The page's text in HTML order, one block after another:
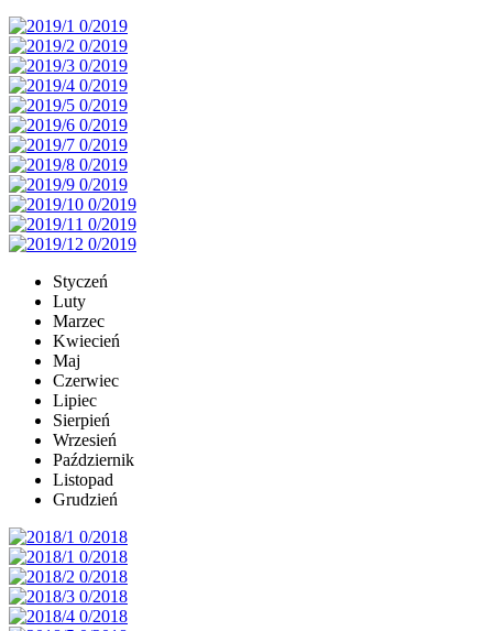
Styczeń
Luty
Marzec
Kwiecień
Maj
Czerwiec
Lipiec
Sierpień
Wrzesień
Październik
Listopad
Grudzień